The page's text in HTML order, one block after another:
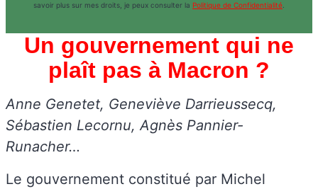
savoir plus sur mes droits, je peux consulter la Politique de Confidentialité
Un gouvernement qui ne
plaît pas à Macron ?
Anne Genetet, Geneviève Darrieussecq,
Sébastien Lecornu, Agnès Pannier-
Runacher…
Le gouvernement constitué par Michel